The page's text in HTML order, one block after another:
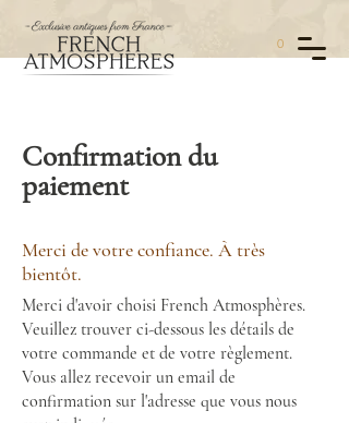
0
Confirmation du
paiement
Merci de votre confiance. À très
bientôt.
Merci d'avoir choisi French Atmosphères.
Veuillez trouver ci-dessous les détails de
votre commande et de votre règlement.
Vous allez recevoir un email de
confirmation sur l'adresse que vous nous